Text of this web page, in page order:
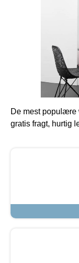
De mest populære
gratis fragt, hurtig